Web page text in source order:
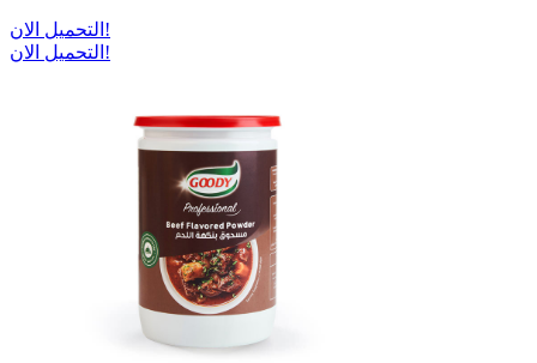
التحميل الان!
التحميل الان!